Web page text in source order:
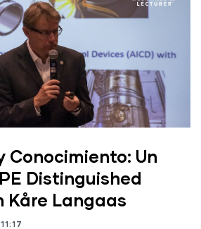
Conocimiento: Un
Distinguished
Kåre Langaas